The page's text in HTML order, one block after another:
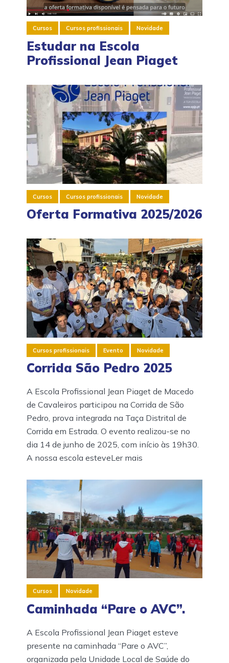
Cursos Cursos profissionais Novidade
Estudar na Escola
Profissional Jean Piaget
Cursos Cursos profissionais Novidade
Oferta Formativa 2025/2026
Cursos profissionais Evento Novidade
Corrida São Pedro 2025
A Escola Profissional Jean Piaget de Macedo
de Cavaleiros participou na Corrida de São
Pedro, prova integrada na Taça Distrital de
Corrida em Estrada. O evento realizou-se no
dia 14 de junho de 2025, com início às 19h30.
A nossa escola esteveLer mais
Cursos Novidade
Caminhada “Pare o AVC”.
A Escola Profissional Jean Piaget esteve
presente na caminhada “Pare o AVC”,
organizada pela Unidade Local de Saúde do